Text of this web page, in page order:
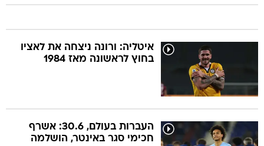
איטליה: ורונה ניצחה את לאציו
בחוץ לראשונה מאז 1984
העברות בעולם, 30.6: אשרף
חכימי סגר באינטר, הושלמה